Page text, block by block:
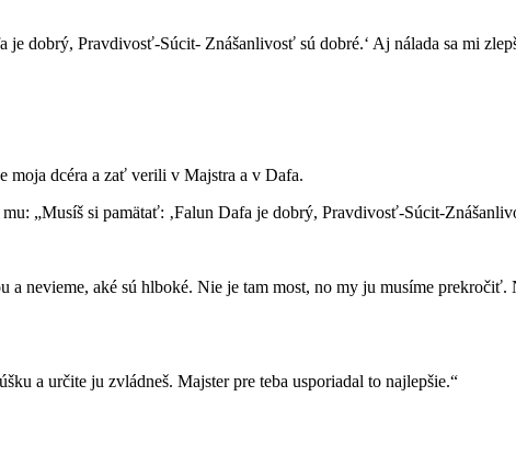
dobrý, Pravdivosť-Súcit- Znášanlivosť sú dobré.‘ Aj nálada sa mi
moja dcéra a zať verili v Majstra a v Dafa.
„Musíš si pamätať: ‚Falun Dafa je dobrý, Pravdivosť-Súcit-
nevieme, aké sú hlboké. Nie je tam most, no my ju musíme prekročiť.
a určite ju zvládneš. Majster pre teba usporiadal to najlepšie.“